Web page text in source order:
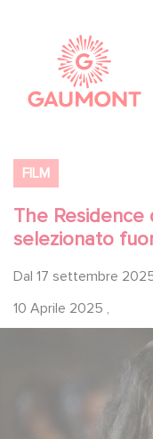
FILM
The Residence
selezionato
Dal 17 settembre
10 Aprile 2025 ,